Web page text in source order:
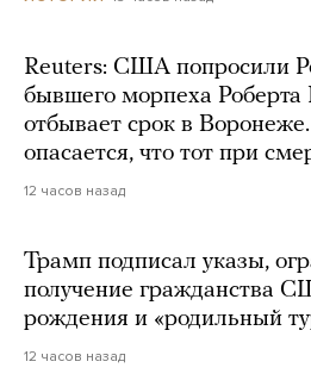
Reuters: США попросили
бывшего морпеха
отбывает срок в
опасается, что тот при
12 часов назад
Трамп подписал указы,
получение гражданства
рождения и «родильный
12 часов назад